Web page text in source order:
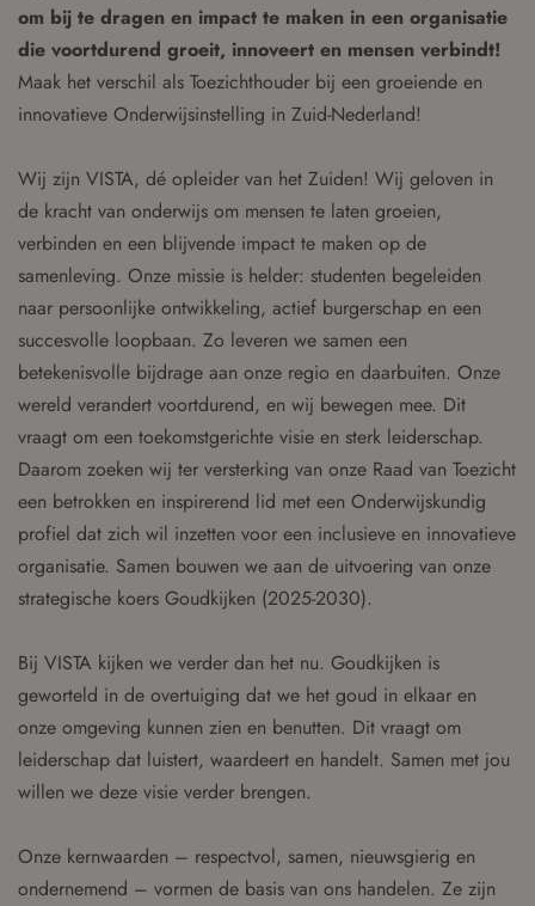
om bij te dragen en impact te maken in een organisatie
die voortdurend groeit, innoveert en mensen verbindt!
Maak het verschil als Toezichthouder bij een groeiende en
innovatieve Onderwijsinstelling in Zuid-Nederland!
Wij zijn VISTA, dé opleider van het Zuiden! Wij geloven in
de kracht van onderwijs om mensen te laten groeien,
verbinden en een blijvende impact te maken op de
samenleving. Onze missie is helder: studenten begeleiden
naar persoonlijke ontwikkeling, actief burgerschap en een
succesvolle loopbaan. Zo leveren we samen een
betekenisvolle bijdrage aan onze regio en daarbuiten. Onze
wereld verandert voortdurend, en wij bewegen mee. Dit
vraagt om een toekomstgerichte visie en sterk leiderschap.
Daarom zoeken wij ter versterking van onze Raad van Toezicht
een betrokken en inspirerend lid met een Onderwijskundig
profiel dat zich wil inzetten voor een inclusieve en innovatieve
organisatie. Samen bouwen we aan de uitvoering van onze
strategische koers Goudkijken (2025-2030).
Bij VISTA kijken we verder dan het nu. Goudkijken is
geworteld in de overtuiging dat we het goud in elkaar en
onze omgeving kunnen zien en benutten. Dit vraagt om
leiderschap dat luistert, waardeert en handelt. Samen met jou
willen we deze visie verder brengen.
Onze kernwaarden – respectvol, samen, nieuwsgierig en
ondernemend – vormen de basis van ons handelen. Ze zijn